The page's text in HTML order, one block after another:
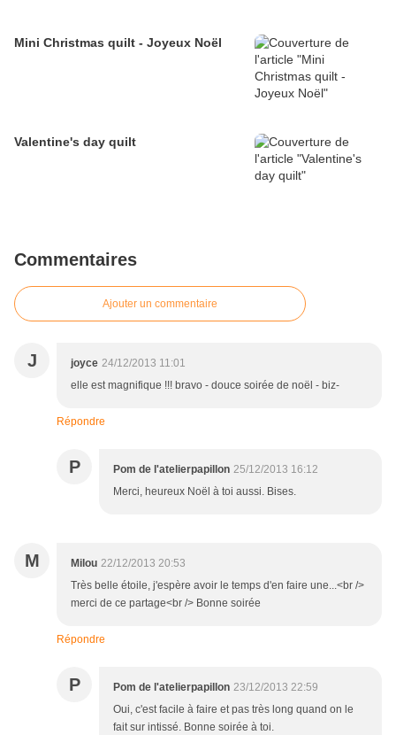
Mini Christmas quilt - Joyeux Noël
Valentine's day quilt
Commentaires
Ajouter un commentaire
J joyce 24/12/2013 11:01
elle est magnifique !!! bravo - douce soirée de noël - biz-
Répondre
P Pom de l'atelierpapillon 25/12/2013 16:12
Merci, heureux Noël à toi aussi. Bises.
M Milou 22/12/2013 20:53
Très belle étoile, j'espère avoir le temps d'en faire une...<br />
merci de ce partage<br /> Bonne soirée
Répondre
P Pom de l'atelierpapillon 23/12/2013 22:59
Oui, c'est facile à faire et pas très long quand on le
fait sur intissé. Bonne soirée à toi.